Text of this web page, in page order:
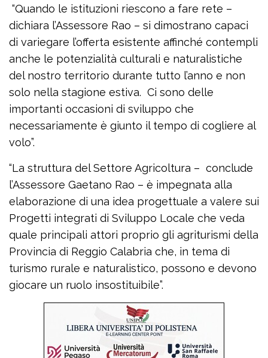
“Quando le istituzioni riescono a fare rete –
dichiara l’Assessore Rao – si dimostrano capaci
di variegare l’offerta esistente affinché contempli
anche le potenzialità culturali e naturalistiche
del nostro territorio durante tutto l’anno e non
solo nella stagione estiva. Ci sono delle
importanti occasioni di sviluppo che
necessariamente è giunto il tempo di cogliere al
volo”.
“La struttura del Settore Agricoltura – conclude
l’Assessore Gaetano Rao – è impegnata alla
elaborazione di una idea progettuale a valere sui
Progetti integrati di Sviluppo Locale che veda
quale principali attori proprio gli agriturismi della
Provincia di Reggio Calabria che, in tema di
turismo rurale e naturalistico, possono e devono
giocare un ruolo insostituibile”.